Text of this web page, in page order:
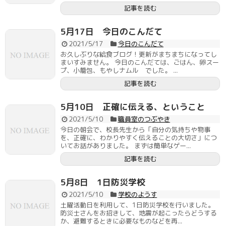
記事を読む
5月17日 今日のこんだて
2021/5/17
今日のこんだて
お久しぶりな給食ブログ！更新がまちまちになってし
まいすみません。 今日のこんだては、ごはん、卵スー
プ、小籠包、もやしナムル でした。 ...
記事を読む
5月10日 正確に伝える、ということ
2021/5/10
職員室のつぶやき
今日の朝会で、校長先生から「自分の気持ちや物事
を、正確に、わかりやすく伝えることの大切さ」につ
いてお話がありました。 まずは簡単なゲー...
記事を読む
5月8日 1日防災学校
2021/5/10
学校のようす
土曜活動日を利用して、1日防災学校を行いました。
防災士さんをお招きして、地震が起こったらどうする
か、避難するときに必要なものなどを再...